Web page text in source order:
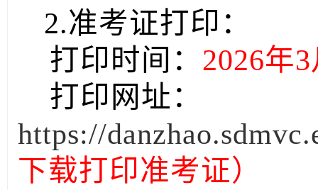
2.准考证打印：
打印时间： 2026年
打印网址：
https://
下载打印准考证）